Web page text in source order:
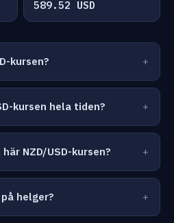
589.52 USD
kursen?
kursen hela tiden?
NZD/USD-kursen?
helger?